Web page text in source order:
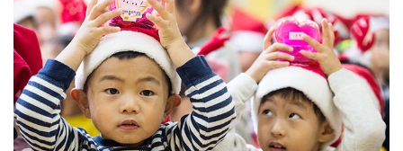
사 경
하
기
경
하
기